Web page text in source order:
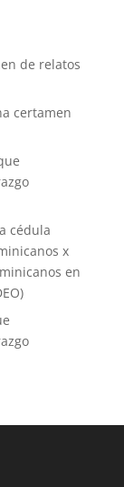
de relatos
certamen
cédula
x
en